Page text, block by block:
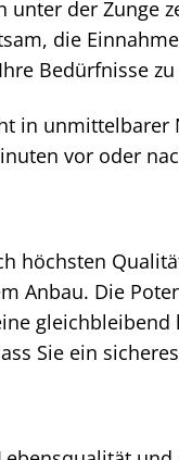
der Zunge
die
Bedürfnisse
in unmittelbarer
vor oder
höchsten
Anbau. Die
Sie ein